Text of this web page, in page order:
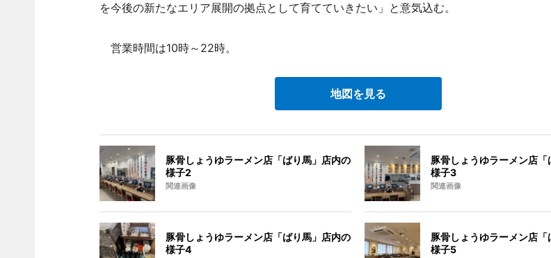
を今後の新たなエリア展開の拠点として育てていきたい」と意気込む。
営業時間は10時～22時。
地図を見る
豚骨しょうゆラーメン店「ばり馬」店内の
様子2
関連画像
豚骨しょうゆラーメン店
様子3
関連画像
豚骨しょうゆラーメン店「ばり馬」店内の
様子4
豚骨しょうゆラーメン店
様子5